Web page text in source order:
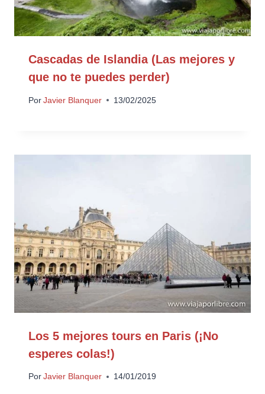
Cascadas de Islandia (Las mejores y
que no te puedes perder)
Por Javier Blanquer 13/02/2025
Los 5 mejores tours en Paris (¡No
esperes colas!)
Por Javier Blanquer 14/01/2019